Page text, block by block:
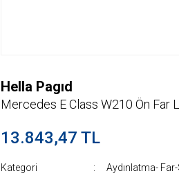
Hella Pagıd
Mercedes E Class W210 Ön Far
13.843,47 TL
Kategori Aydınlatma-